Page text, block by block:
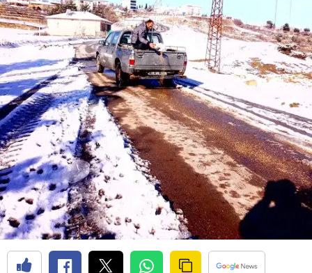
Bursa
Çanakkale
Çankırı
Çorum
Denizli
Diyarbakır
Edirne
Elazığ
Erzincan